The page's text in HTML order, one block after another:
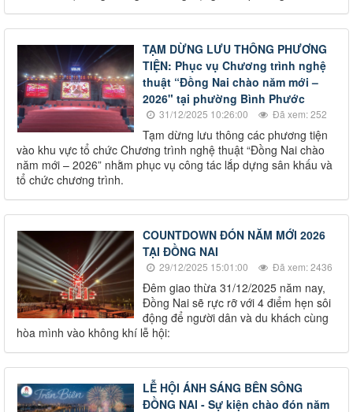
TẠM DỪNG LƯU THÔNG PHƯƠNG
TIỆN: Phục vụ Chương trình nghệ
thuật “Đồng Nai chào năm mới –
2026" tại phường Bình Phước
31/12/2025 10:26:00 Đã xem: 252
Tạm dừng lưu thông các phương tiện
vào khu vực tổ chức Chương trình nghệ thuật “Đồng Nai chào
năm mới – 2026” nhằm phục vụ công tác lắp dựng sân khấu và
tổ chức chương trình.
COUNTDOWN ĐÓN NĂM MỚI 2026
TẠI ĐỒNG NAI
29/12/2025 15:01:00 Đã xem: 2436
Đêm giao thừa 31/12/2025 năm nay,
Đồng Nai sẽ rực rỡ với 4 điểm hẹn sôi
động để người dân và du khách cùng
hòa mình vào không khí lễ hội:
LỄ HỘI ÁNH SÁNG BÊN SÔNG
ĐỒNG NAI - Sự kiện chào đón năm